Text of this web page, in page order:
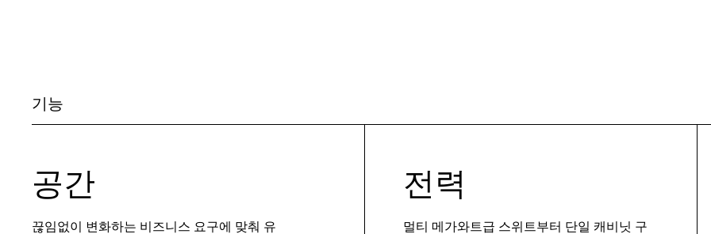
기능
공간
끊임없이 변화하는 비즈니스 요구에 맞춰 유
전력
멀티 메가와트급 스위트부터 단일 캐비닛 구